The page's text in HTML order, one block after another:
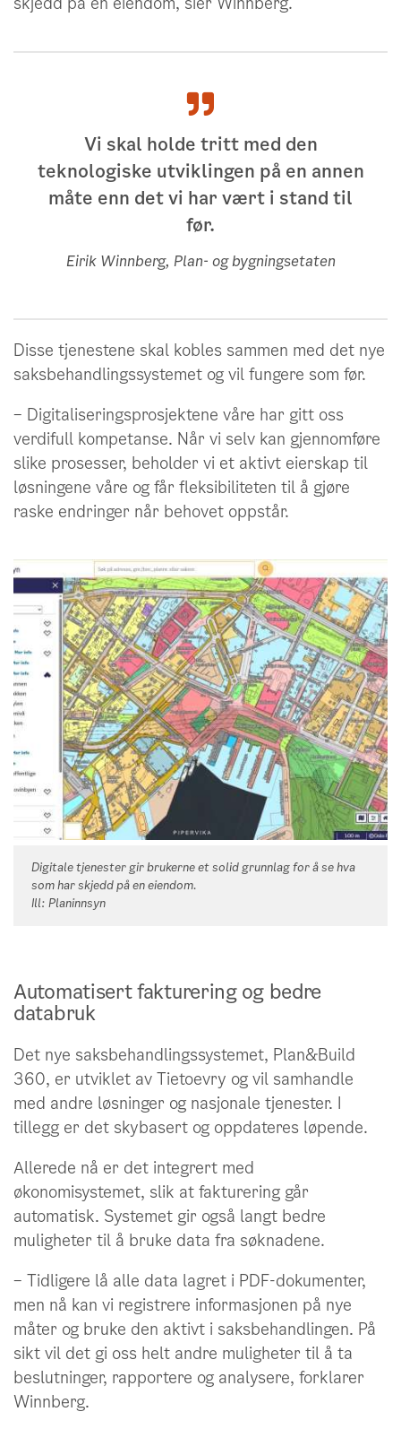
Vi skal holde tritt med den
teknologiske utviklingen på en annen
måte enn det vi har vært i stand til
før.
Eirik Winnberg, Plan- og bygningsetaten
Disse tjenestene skal kobles sammen med det nye
saksbehandlingssystemet og vil fungere som før.
– Digitaliseringsprosjektene våre har gitt oss
verdifull kompetanse. Når vi selv kan gjennomføre
slike prosesser, beholder vi et aktivt eierskap til
løsningene våre og får fleksibiliteten til å gjøre
raske endringer når behovet oppstår.
Digitale tjenester gir brukerne et solid grunnlag for å se hva
som har skjedd på en eiendom.
Ill: Planinnsyn
Automatisert fakturering og bedre
databruk
Det nye saksbehandlingssystemet, Plan&Build
360, er utviklet av Tietoevry og vil samhandle
med andre løsninger og nasjonale tjenester. I
tillegg er det skybasert og oppdateres løpende.
Allerede nå er det integrert med
økonomisystemet, slik at fakturering går
automatisk. Systemet gir også langt bedre
muligheter til å bruke data fra søknadene.
– Tidligere lå alle data lagret i PDF-dokumenter,
men nå kan vi registrere informasjonen på nye
måter og bruke den aktivt i saksbehandlingen. På
sikt vil det gi oss helt andre muligheter til å ta
beslutninger, rapportere og analysere, forklarer
Winnberg.